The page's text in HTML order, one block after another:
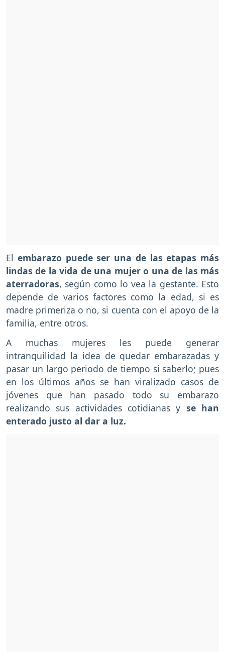
El embarazo puede ser una de las etapas más
lindas de la vida de una mujer o una de las más
aterradoras, según como lo vea la gestante. Esto
depende de varios factores como la edad, si es
madre primeriza o no, si cuenta con el apoyo de la
familia, entre otros.
A muchas mujeres les puede generar
intranquilidad la idea de quedar embarazadas y
pasar un largo periodo de tiempo si saberlo; pues
en los últimos años se han viralizado casos de
jóvenes que han pasado todo su embarazo
realizando sus actividades cotidianas y se han
enterado justo al dar a luz.